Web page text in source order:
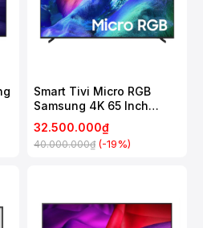
Smart Tivi Micro RGB
Samsung 4K 65 Inch
MRA65R85H
32.500.000₫
40.000.000₫ (-19%)